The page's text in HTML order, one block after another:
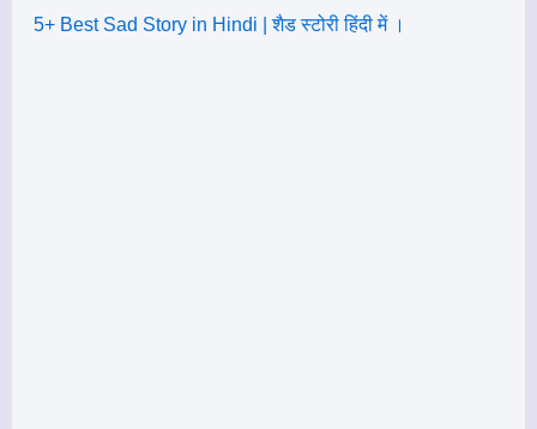
5+ Best Sad Story in Hindi | शैड स्टोरी हिंदी में ।